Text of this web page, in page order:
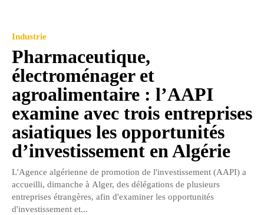
Industrie
Pharmaceutique,
électroménager et
agroalimentaire : l’AAPI
examine avec trois entreprises
asiatiques les opportunités
d’investissement en Algérie
L'Agence algérienne de promotion de l'investissement (AAPI) a
accueilli, dimanche à Alger, des délégations de plusieurs
entreprises étrangères, afin d'examiner les opportunités
d'investissement et...